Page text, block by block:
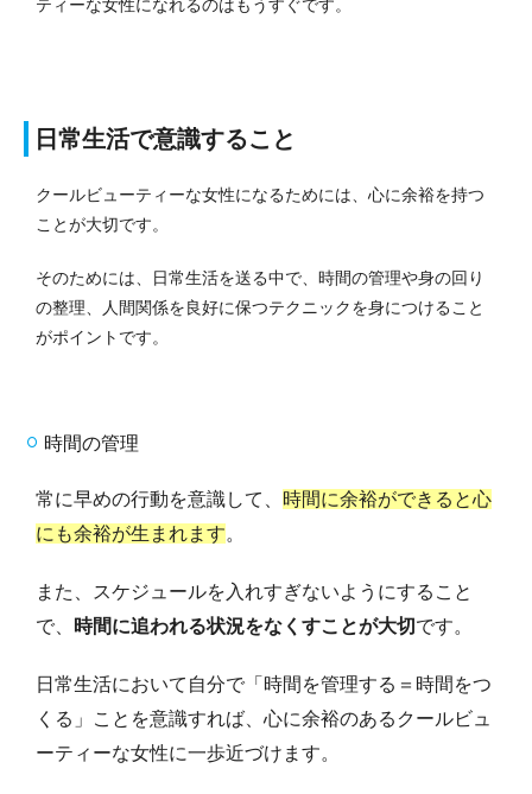
ティーな女性になれるのはもうすぐです。
日常生活で意識すること
クールビューティーな女性になるためには、心に余裕を持つ
ことが大切です。
そのためには、日常生活を送る中で、時間の管理や身の回り
の整理、人間関係を良好に保つテクニックを身につけること
がポイントです。
時間の管理
常に早めの行動を意識して、 時間に余裕ができると心
にも余裕が生まれます。
また、スケジュールを入れすぎないようにすること
で、
時間に追われる状況をなくすことが大切 です。
日常生活において自分で「時間を管理する＝時間をつ
くる」ことを意識すれば、心に余裕のあるクールビュ
ーティーな女性に一歩近づけます。